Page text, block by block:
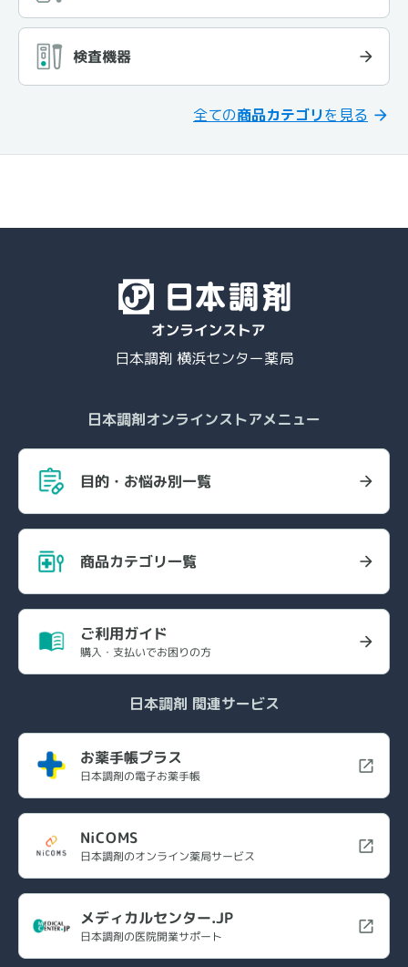
検査機器
全ての商品カテゴリを見る
日本調剤 横浜センター薬局
日本調剤オンラインストアメニュー
目的・お悩み別一覧
商品カテゴリ一覧
ご利用ガイド
購入・支払いでお困りの方
日本調剤 関連サービス
お薬手帳プラス
日本調剤の電子お薬手帳
NiCOMS
日本調剤のオンライン薬局サービス
メディカルセンター.JP
日本調剤の医院開業サポート